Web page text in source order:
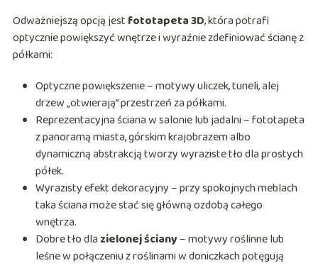
Odważniejszą opcją jest fototapeta 3D, która potrafi
optycznie powiększyć wnętrze i wyraźnie zdefiniować ścianę z
półkami:
Optyczne powiększenie – motywy uliczek, tuneli, alej
drzew „otwierają” przestrzeń za półkami.
Reprezentacyjna ściana w salonie lub jadalni – fototapeta
z panoramą miasta, górskim krajobrazem albo
dynamiczną abstrakcją tworzy wyraziste tło dla prostych
półek.
Wyrazisty efekt dekoracyjny – przy spokojnych meblach
taka ściana może stać się główną ozdobą całego
wnętrza.
Dobre tło dla zielonej ściany – motywy roślinne lub
leśne w połączeniu z roślinami w doniczkach potęgują